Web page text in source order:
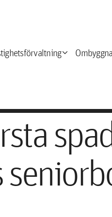
expand_more